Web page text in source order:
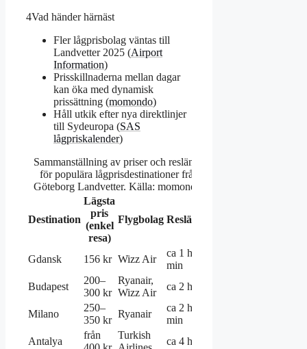
4Vad händer härnäst
Fler lågprisbolag väntas till
Landvetter 2025 (Airport
Information)
Prisskillnaderna mellan dagar
kan öka med dynamisk
prissättning (momondo)
Håll utkik efter nya direktlinjer
till Sydeuropa (SAS
lågpriskalender)
Sammanställning av priser och reslängd
för populära lågprisdestinationer från
Göteborg Landvetter. Källa: momondo.
Destination
Lägsta
pris
(enkel
resa)
Flygbolag Reslängd
Gdansk 156 kr Wizz Air
ca 1 h 30
min
Budapest
200–
300 kr
Ryanair,
Wizz Air
ca 2 h
Milano
250–
350 kr
Ryanair
ca 2 h 15
min
Antalya
från
Turkish
ca 4 h